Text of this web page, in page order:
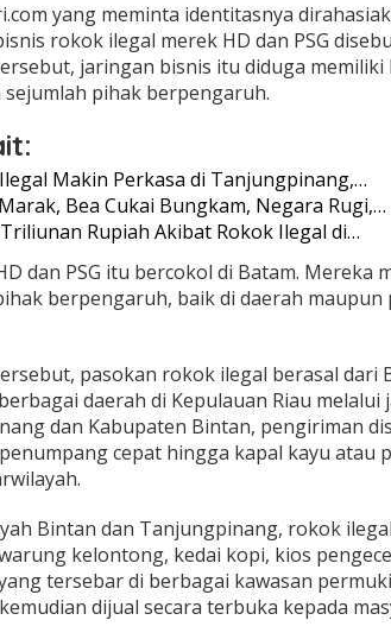
yang meminta identitasnya
rokok ilegal merek HD dan PSG
jaringan bisnis itu diduga memiliki
pihak berpengaruh.
Makin Perkasa di Tanjungpinang,…
Bea Cukai Bungkam, Negara Rugi,…
Rupiah Akibat Rokok Ilegal di…
dan PSG itu bercokol di Batam. Mereka
berpengaruh, baik di daerah maupun
pasokan rokok ilegal berasal dari
daerah di Kepulauan Riau melalui
dan Kabupaten Bintan, pengiriman
cepat hingga kapal kayu atau
Bintan dan Tanjungpinang, rokok
kelontong, kedai kopi, kios
tersebar di berbagai kawasan
dijual secara terbuka kepada